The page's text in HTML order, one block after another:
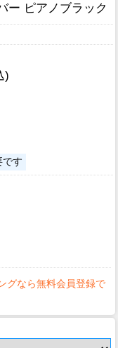
ー ピアノブラック
)
です